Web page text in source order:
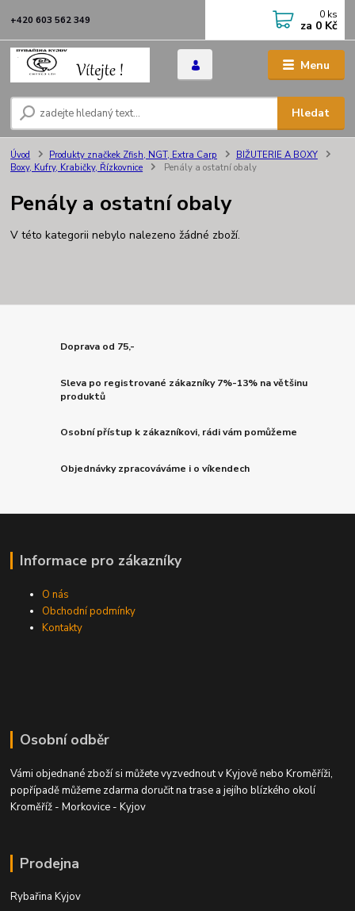
Menu
Hledat
+420 603 562 349 0 ks
za 0 Kč
Úvod Produkty značkek Zfish, NGT, Extra Carp
BIŽUTERIE A BOXY
Boxy, Kufry, Krabičky, Řízkovnice
Penály a ostatní obaly
Penály a ostatní obaly
V této kategorii nebylo nalezeno žádné zboží.
Doprava od 75,-
Sleva po registrované zákazníky 7%-13% na většinu
produktů
Osobní přístup k zákazníkovi, rádi vám pomůžeme
Objednávky zpracováváme i o víkendech
Informace pro zákazníky
O nás
Obchodní podmínky
Kontakty
Osobní odběr
Vámi objednané zboží si můžete vyzvednout v Kyjově nebo Kroměříži,
popřípadě můžeme zdarma doručit na trase a jejího blízkého okolí
Kroměříž - Morkovice - Kyjov
Prodejna
Rybařina Kyjov